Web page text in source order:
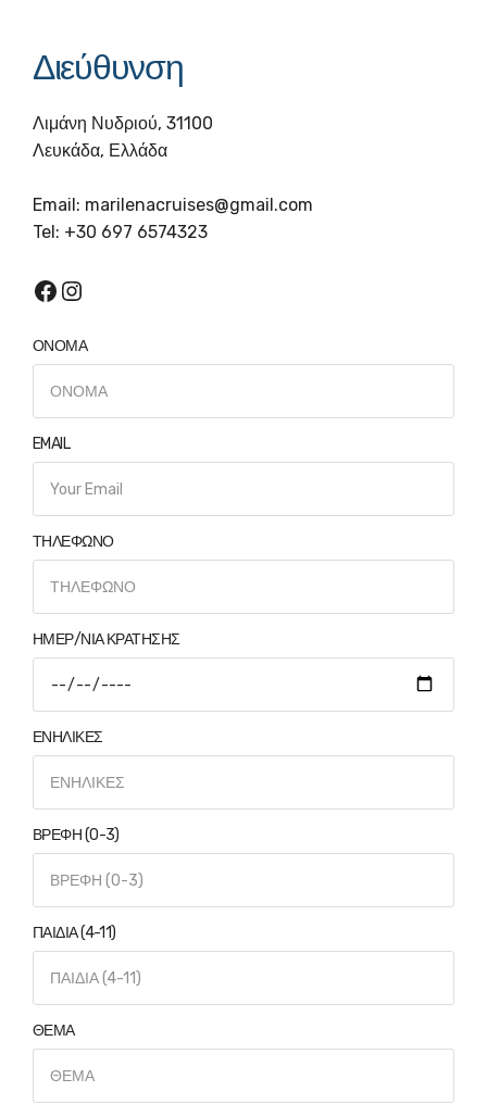
Διεύθυνση
Λιμάνη Νυδριού, 31100
Λευκάδα, Ελλάδα
Email: marilenacruises@gmail.com
Tel: +30 697 6574323
Facebook
Instagram
ΟΝΟΜΑ
EMAIL
ΤΗΛΕΦΩΝΟ
ΗΜΕΡ/ΝΙΑ ΚΡΑΤΗΣΗΣ
ΕΝΗΛΙΚΕΣ
ΒΡΕΦΗ (0-3)
ΠΑΙΔΙΑ (4-11)
ΘΕΜΑ